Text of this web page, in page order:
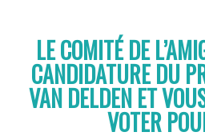
LE COMITÉ DE
CANDIDATURE DU
VAN DELDEN ET
VOTER